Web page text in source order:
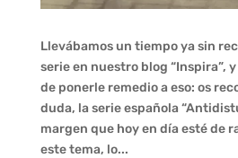
Llevábamos un tiempo ya sin
serie en nuestro blog “Inspira”,
de ponerle remedio a eso: os
duda, la serie española
margen que hoy en día esté de
este tema, lo...